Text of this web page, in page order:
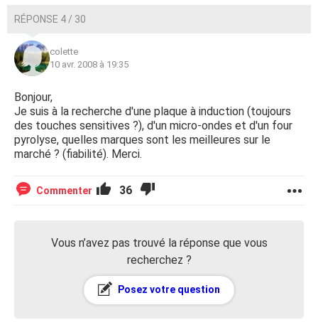
RÉPONSE 4 / 30
colette
10 avr. 2008 à 19:35
Bonjour,
Je suis à la recherche d'une plaque à induction (toujours
des touches sensitives ?), d'un micro-ondes et d'un four
pyrolyse, quelles marques sont les meilleures sur le
marché ? (fiabilité). Merci.
Commenter 36
Vous n’avez pas trouvé la réponse que vous
recherchez ?
Posez votre question